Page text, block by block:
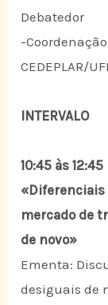
Debatedor
-
CEDEPLAR/
INTERVALO
10:45 às
mercado de
de novo»
Ementa:
desiguais de